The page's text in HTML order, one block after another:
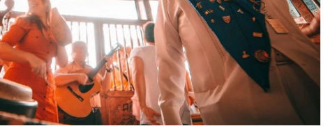
земли. Мощение крупноформатными
плитами становится новым
стандартом благоустройства
СТРОИТЕЛЬСТВО
Генеральный директор
ЗИАС — об эстетике
трендах в фасадах и
СТРОИТЕЛЬСТВО